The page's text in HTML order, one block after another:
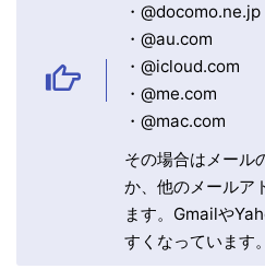
・@docomo.ne.jp
・@au.com
・@icloud.com
・@me.com
・@mac.com
その場合はメール
か、他のメールア
ます。Gmailや
すくなっています。